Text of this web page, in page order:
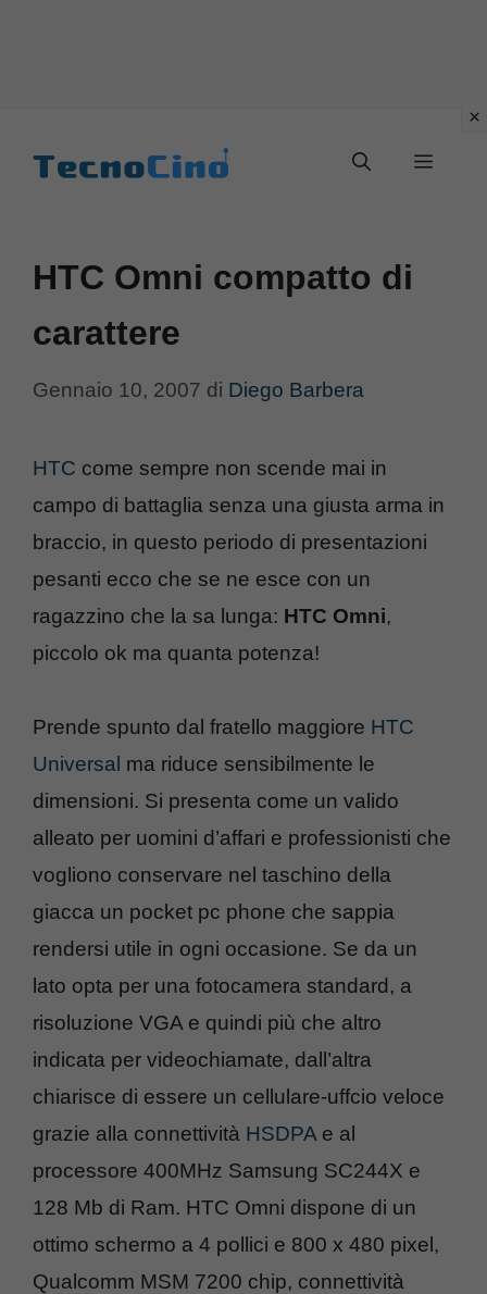
Menu
HTC Omni compatto di
carattere
Gennaio 10, 2007 di Diego Barbera
HTC come sempre non scende mai in
campo di battaglia senza una giusta arma in
braccio, in questo periodo di presentazioni
pesanti ecco che se ne esce con un
ragazzino che la sa lunga: HTC Omni,
piccolo ok ma quanta potenza!
Prende spunto dal fratello maggiore HTC
Universal ma riduce sensibilmente le
dimensioni. Si presenta come un valido
alleato per uomini d’affari e professionisti che
vogliono conservare nel taschino della
giacca un pocket pc phone che sappia
rendersi utile in ogni occasione. Se da un
lato opta per una fotocamera standard, a
risoluzione VGA e quindi più che altro
indicata per videochiamate, dall’altra
chiarisce di essere un cellulare-uffcio veloce
grazie alla connettività HSDPA e al
processore 400MHz Samsung SC244X e
128 Mb di Ram. HTC Omni dispone di un
ottimo schermo a 4 pollici e 800 x 480 pixel,
Qualcomm MSM 7200 chip, connettività